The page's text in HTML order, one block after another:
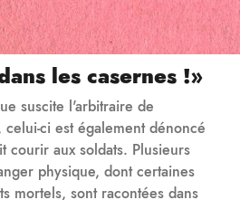
les casernes !»
suscite l'arbitraire de
ci est également dénoncé
aux soldats. Plusieurs
physique, dont certaines
mortels, sont racontées dans